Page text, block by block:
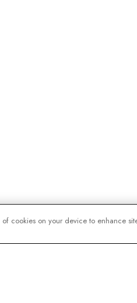
cookies on your device to enhance